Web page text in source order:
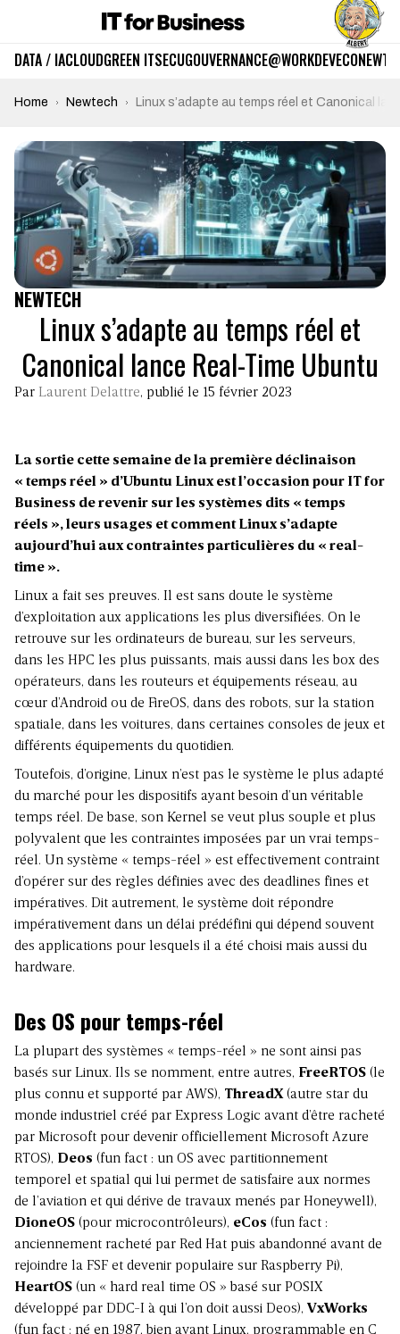
DATA / IACLOUDGREEN ITSECUGOUVERNANCE@WORKDEVECO
Home Newtech Linux s’adapte au temps réel et Canonical
NEWTECH
Linux s’adapte au temps réel et
Canonical lance Real-Time Ubuntu
Par Laurent Delattre, publié le 15 février 2023
La sortie cette semaine de la première déclinaison
« temps réel » d’Ubuntu Linux est l’occasion pour IT for
Business de revenir sur les systèmes dits « temps
réels », leurs usages et comment Linux s’adapte
aujourd’hui aux contraintes particulières du « real-
time ».
Linux a fait ses preuves. Il est sans doute le système
d’exploitation aux applications les plus diversifiées. On le
retrouve sur les ordinateurs de bureau, sur les serveurs,
dans les HPC les plus puissants, mais aussi dans les box des
opérateurs, dans les routeurs et équipements réseau, au
cœur d’Android ou de FireOS, dans des robots, sur la station
spatiale, dans les voitures, dans certaines consoles de jeux et
différents équipements du quotidien.
Toutefois, d’origine, Linux n’est pas le système le plus adapté
du marché pour les dispositifs ayant besoin d’un véritable
temps réel. De base, son Kernel se veut plus souple et plus
polyvalent que les contraintes imposées par un vrai temps-
réel. Un système « temps-réel » est effectivement contraint
d’opérer sur des règles définies avec des deadlines fines et
impératives. Dit autrement, le système doit répondre
impérativement dans un délai prédéfini qui dépend souvent
des applications pour lesquels il a été choisi mais aussi du
hardware.
Des OS pour temps-réel
La plupart des systèmes « temps-réel » ne sont ainsi pas
basés sur Linux. Ils se nomment, entre autres, FreeRTOS (le
plus connu et supporté par AWS), ThreadX(autre star du
monde industriel créé par Express Logic avant d’être racheté
par Microsoft pour devenir officiellement Microsoft Azure
RTOS), Deos (fun fact : un OS avec partitionnement
temporel et spatial qui lui permet de satisfaire aux normes
de l’aviation et qui dérive de travaux menés par Honeywell),
DioneOS (pour microcontrôleurs), eCos (fun fact :
anciennement racheté par Red Hat puis abandonné avant de
rejoindre la FSF et devenir populaire sur Raspberry Pi),
HeartOS (un « hard real time OS » basé sur POSIX
développé par DDC-I à qui l’on doit aussi Deos), VxWorks
(fun fact : né en 1987, bien avant Linux, programmable en C